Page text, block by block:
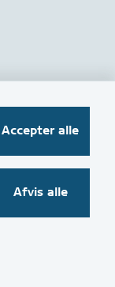
Accepter alle
Afvis alle